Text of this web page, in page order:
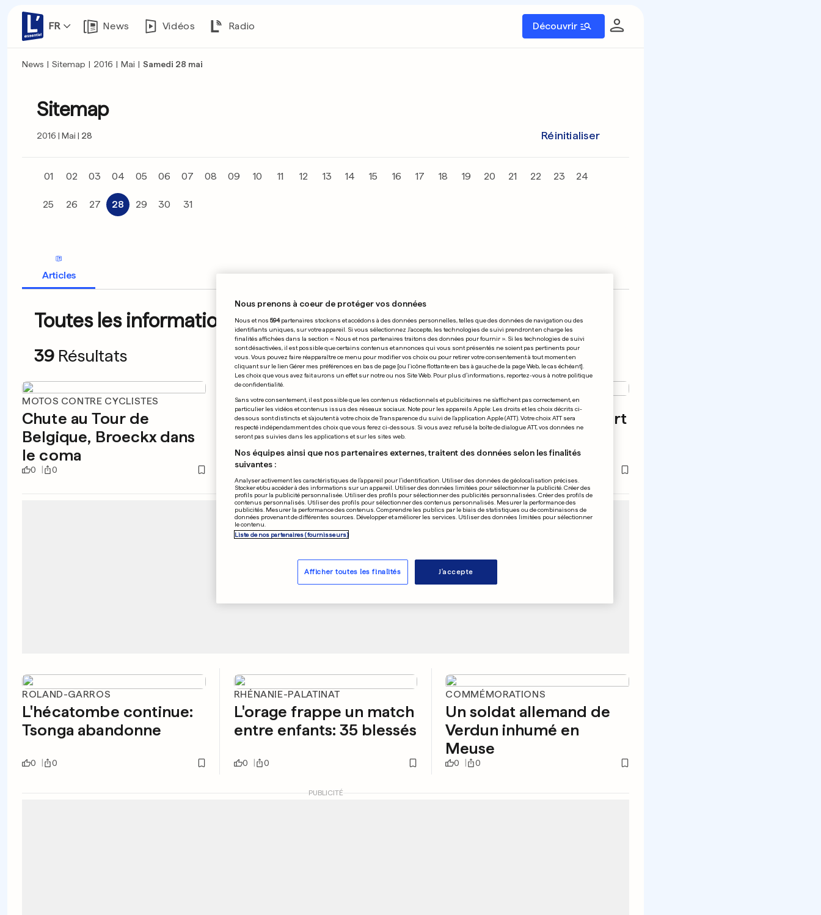
FR News Vidéos Radio Découvrir
News | Sitemap | 2016 | Mai | Samedi 28 mai
Sitemap
2016 Mai 28 Réinitialiser
01 02 03 04 05 06 07 08 09 10 11 12 13 14 15 16 17 18 19 20 21 22 23 24
25 26 27 28 29 30 31
Articles
Toutes les informations du 28.05.2016
39 Résultats
MOTOS CONTRE CYCLISTES
Chute au Tour de
Belgique, Broeckx dans
le coma
0 0
LIGUE DES CHAMPIONS
Le Real Madrid
remporte sa 11e Ligue
des Champions
0 0
ROLAND-GARROS
Serena Williams s'en sort
en deux sets
PUBLICITÉ
ROLAND-GARROS
L'hécatombe continue:
Tsonga abandonne
0 0
RHÉNANIE-PALATINAT
L'orage frappe un match
entre enfants: 35 blessés
0 0
COMMÉMORATIONS
Un soldat allemand de
Verdun inhumé en
Meuse
0 0
PUBLICITÉ
Nous prenons à coeur de protéger vos données
Nous et nos 594partenaires stockons et accédons à des données personnelles, telles que des données de navigation ou des
identifiants uniques, sur votre appareil. Si vous sélectionnez J'accepte, les technologies de suivi prendront en charge les
finalités affichées dans la section « Nous et nos partenaires traitons des données pour fournir ». Si les technologies de suivi
sont désactivées, il est possible que certains contenus et annonces qui vous sont présentés ne soient pas pertinents pour
vous. Vous pouvez faire réapparaître ce menu pour modifier vos choix ou pour retirer votre consentement à tout moment en
cliquant sur le lien Gérer mes préférences en bas de page [ou l'icône flottante en bas à gauche de la page Web, le cas échéant].
Les choix que vous avez fait aurons un effet sur notre ou nos Site Web. Pour plus d’informations, reportez-vous à notre politique
de confidentialité.
Sans votre consentement, il est possible que les contenus rédactionnels et publicitaires ne s'affichent pas correctement, en
particulier les vidéos et contenus issus des réseaux sociaux. Note pour les appareils Apple: Les droits et les choix décrits ci-
dessous sont distincts et s'ajoutent à votre choix de Transparence du suivi de l'application Apple (ATT). Votre choix ATT sera
respecté indépendamment des choix que vous ferez ci-dessous. Si vous avez refusé la boîte de dialogue ATT, vos données ne
seront pas suivies dans les applications et sur les sites web.
Nos équipes ainsi que nos partenaires externes, traitent des données selon les finalités
suivantes :
Analyser activement les caractéristiques de l’appareil pour l’identification. Utiliser des données de géolocalisation précises.
Stocker et/ou accéder à des informations sur un appareil. Utiliser des données limitées pour sélectionner la publicité. Créer des
profils pour la publicité personnalisée. Utiliser des profils pour sélectionner des publicités personnalisées. Créer des profils de
contenus personnalisés. Utiliser des profils pour sélectionner des contenus personnalisés. Mesurer la performance des
publicités. Mesurer la performance des contenus. Comprendre les publics par le biais de statistiques ou de combinaisons de
données provenant de différentes sources. Développer et améliorer les services. Utiliser des données limitées pour sélectionner
le contenu.
Liste de nos partenaires (fournisseurs)
Afficher toutes les finalités J'accepte